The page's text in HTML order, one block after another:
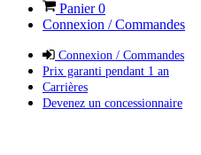
Panier0
Connexion / Commandes
Connexion / Commandes
Prix garanti pendant 1 an
Carrières
Devenez un concessionnaire